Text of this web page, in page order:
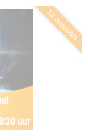
12 augustus